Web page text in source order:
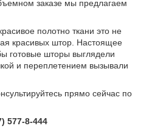
заказе мы предлагаем
полотно ткани это не
красивых штор. Настоящее
готовые шторы выглядели
и переплетением вызывали
прямо сейчас по
577-8-444